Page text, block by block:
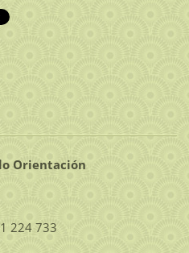
Orientación
224 733